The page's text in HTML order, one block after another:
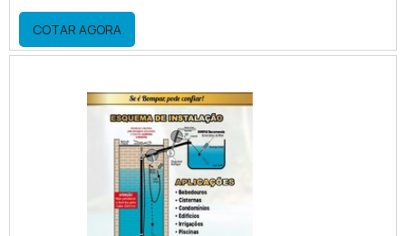
lateral oposta. desta forma a câmara trabalha
permanentemente com o nível máximo de tinta.
quando a bomba for desligada, o escoamento de tinta
a câmara Eixo de acionamento do prendedor; Tampa
COTAR AGORA